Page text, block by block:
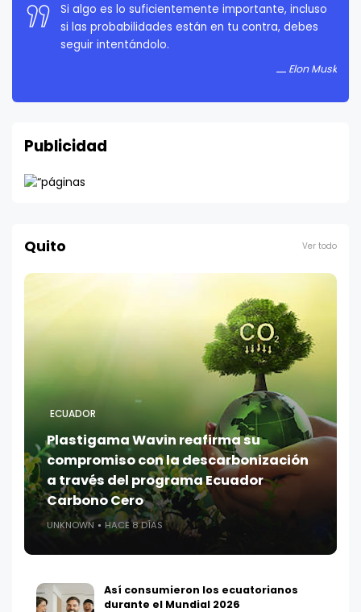
La persistencia es muy importante. No debes
rendirte a menos que estés obligado a rendirte.
Publicidad
Quito Ver todo
ECUADOR
Plastigama Wavin reafirma su
compromiso con la descarbonización
a través del programa Ecuador
Carbono Cero
UNKNOWN HACE 8 DÍAS
Así consumieron los ecuatorianos
durante el Mundial 2026